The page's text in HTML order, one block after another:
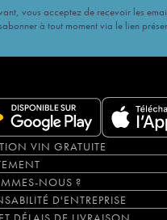
vous acceptez de recevoir les
à tout moment via le lien
VIN GRATUITE
NOUS ?
D'ENTREPRISE